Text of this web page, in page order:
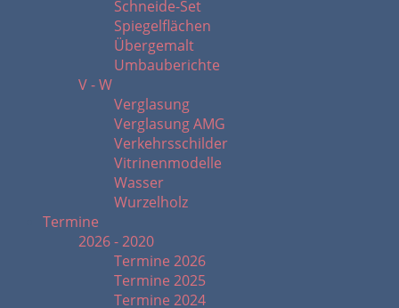
Schneide-Set
Spiegelflächen
Übergemalt
Umbauberichte
V - W
Verglasung
Verglasung AMG
Verkehrsschilder
Vitrinenmodelle
Wasser
Wurzelholz
Termine
2026 - 2020
Termine 2026
Termine 2025
Termine 2024